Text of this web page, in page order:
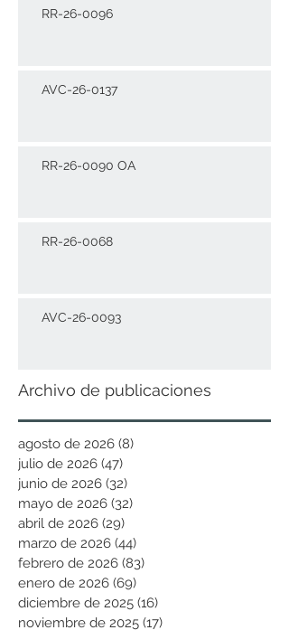
RR-26-0096
AVC-26-0137
RR-26-0090 OA
RR-26-0068
AVC-26-0093
Archivo de publicaciones
agosto de 2026 (8)
julio de 2026 (47)
junio de 2026 (32)
mayo de 2026 (32)
abril de 2026 (29)
marzo de 2026 (44)
febrero de 2026 (83)
enero de 2026 (69)
diciembre de 2025 (16)
noviembre de 2025 (17)